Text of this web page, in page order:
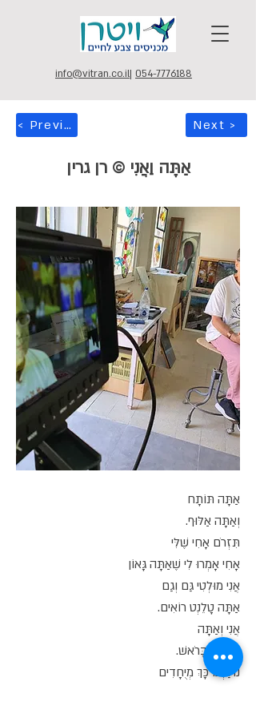
info@vitran.co.il| 054-7776188
< Previous Next >
אַתָּה וַאֲנִי © רן גרין
אַתָּה תּוֹתָח
וְאַתָּה אַלּוּף.
תִּזְרֹם אָחִי שֶׁלִּי
אָחִי אָמְרוּ לִי שֶׁאַתָּה גָּאוֹן
אֲנִי מוּלְטִי גַּם וְגַם
אַתָּה טָלֵנְט רוֹאִים.
אֲנִי וְאַתָּה
נוֹתְנִים בָּרֹאשׁ.
נוֹלַדְנוּ כָּךְ מְיֻחָדִים